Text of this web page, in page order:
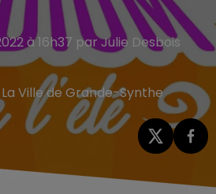
à 16h37 par Julie Desbois
La Ville de Grande-Synthe